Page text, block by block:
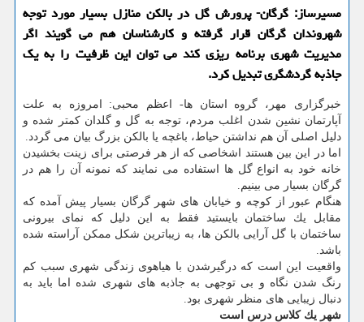
مسیرساز: گرگان- پرورش گل در بالكن منازل بسیار مورد توجه
شهروندان گرگان قرار گرفته و كارشناسان هم می گویند اگر
مدیریت شهری برنامه ریزی كند می توان این ظرفیت را به یك
جاذبه گردشگری تبدیل كرد.
خبرگزاری مهر، گروه استان ها- اعظم محبی: امروزه به علت
آپارتمان نشین شدن اغلب مردم، توجه به گل و گلدان كمتر شده و
دلیل اصلی آن هم نداشتن حیاط، باغچه یا بالكن بزرگ بیان می گردد.
اما در این بین هستند اشخاصی كه از هر فرصتی برای زینت بخشیدن
خانه خود به انواع گل ها استفاده می نمایند كه نمونه آن را هم در
گرگان بسیار می بینیم.
هنگام عبور از كوچه و خیابان های شهر گرگان بسیار پیش آمده كه
مقابل یك ساختمان بایستید فقط به این دلیل كه نمای بیرونی
ساختمان با گل آرایی بالكن ها، به زیباترین شكل ممكن آراسته شده
باشد.
واقعیت این است كه درگیرشدن با هیاهوی زندگی شهری سبب كم
رنگ شدن نگاه و بی توجهی به جاذبه های شهری شده اما باید به
دنبال زیبایی های منظر شهری بود.
شهر یك كلاس درس است